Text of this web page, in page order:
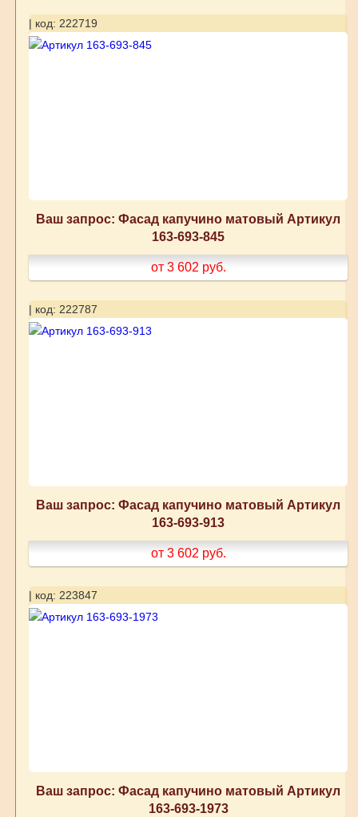
| код: 222719
Ваш запрос: Фасад капучино матовый Артикул
163-693-845
от 3 602 руб.
| код: 222787
Ваш запрос: Фасад капучино матовый Артикул
163-693-913
от 3 602 руб.
| код: 223847
Ваш запрос: Фасад капучино матовый Артикул
163-693-1973